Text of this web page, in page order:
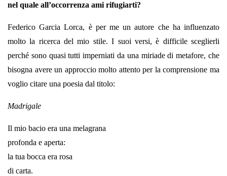
nel quale all’occorrenza ami rifugiarti?
Federico Garcia Lorca, è per me un autore che ha influenzato
molto la ricerca del mio stile. I suoi versi, è difficile sceglierli
perché sono quasi tutti imperniati da una miriade di metafore, che
bisogna avere un approccio molto attento per la comprensione ma
voglio citare una poesia dal titolo:
Madrigale
Il mio bacio era una melagrana
profonda e aperta:
la tua bocca era rosa
di carta.